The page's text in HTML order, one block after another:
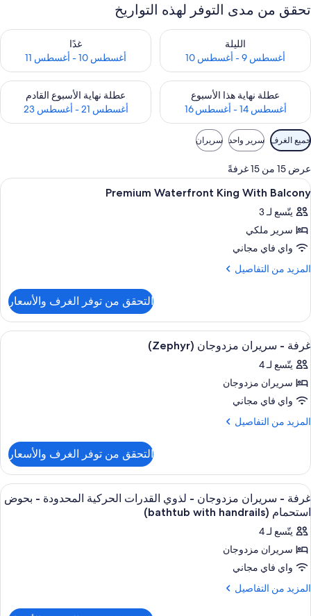
تحقق من مدى التوفر لهذه التواريخ
الليلة
أغسطس 9 - أغسطس 10
تحقق من مدى التوفر لليلة للفترة أغسطس 9 - أغسطس 10
غدًا
أغسطس 10 - أغسطس 11
تحقق من مدى التوفر لغد للفترة أغسطس
عطلة نهاية هذا الأسبوع
أغسطس 14 - أغسطس 16
تحقق من مدى التوفر لعطلة نهاية هذا الأسبوع للفترة أغسطس 14 - أغسطس 16
عطلة نهاية الأسبوع القادم
أغسطس 21 - أغسطس 23
تحقق من مدى التوفر لعطلة نهاية
عوامل
التصفية
المتاحة
للغرف
جميع الغرف سرير واحد سريران
عرض 15 من 15 غرفةً
استعراض
جميع
صور
Premium
Waterfront
King
أغطية فراش متميزة وأسرّة بطبقة علوية
7
Premium Waterfront King With Balcony
يتّسع لـ 3
سرير ملكي
واي فاي مجاني
المزيد من التفاصيل
المزيد
Premium
Waterfront
King
With
Balcony
التحقق من توفر الغرف والأسعار
استعراض
جميع
صور
غرفة
-
سريران
أغطية فراش متميزة وأسرّة بطبقة علوية
5
غرفة - سريران مزدوجان (Zephyr)
يتّسع لـ 4
سريران مزدوجان
واي فاي مجاني
المزيد من التفاصيل
المزيد
غرفة
سريران
مزدوجان
التحقق من توفر الغرف والأسعار
استعراض
جميع
صور
غرفة
-
سريران
مزدوجان
أغطية فراش متميزة وأسرّة بطبقة علوية
5
غرفة - سريران مزدوجان - لذوي القدرات الحركية المحدودة - بحوض
استحمام (bathtub with handrails)
يتّسع لـ 4
سريران مزدوجان
واي فاي مجاني
المزيد من التفاصيل
المزيد